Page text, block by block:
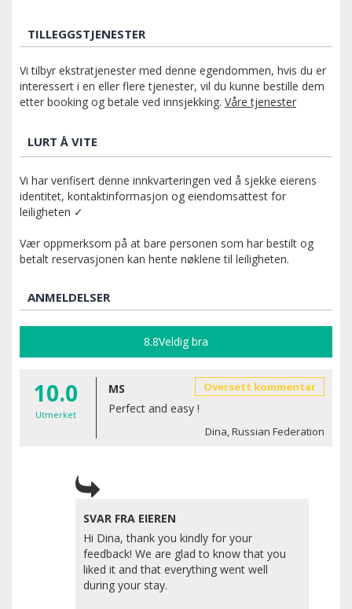
TILLEGGSTJENESTER
Vi tilbyr ekstratjenester med denne egendommen, hvis du er
interessert i en eller flere tjenester, vil du kunne bestille dem
etter booking og betale ved innsjekking. Våre tjenester
LURT Å VITE
Vi har verifisert denne innkvarteringen ved å sjekke eierens
identitet, kontaktinformasjon og eiendomsattest for
leiligheten ✓
Vær oppmerksom på at bare personen som har bestilt og
betalt reservasjonen kan hente nøklene til leiligheten.
ANMELDELSER
8.8Veldig bra
10.0
Utmerket
MS Oversett kommentar
Perfect and easy !
Dina, Russian Federation
SVAR FRA EIEREN
Hi Dina, thank you kindly for your
feedback! We are glad to know that you
liked it and that everything went well
during your stay.